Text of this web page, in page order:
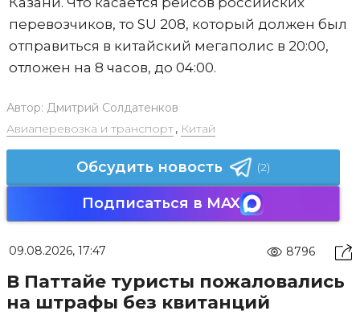
перевозчиков, то SU 208, который должен был
отправиться в китайский мегаполис в 20:00,
отложен на 8 часов, до 04:00.
Автор: Дмитрий Солдатенков
Авиаперевозка и транспорт, Китай
Обсудить новость (2)
Подписаться в MAX
09.08.2026, 17:47 8796
В Паттайе туристы пожаловались
на штрафы без квитанций